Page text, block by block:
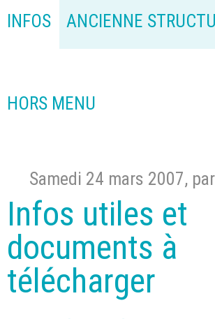
INFOS ANCIENNE
HORS MENU
Samedi 24 mars 2007, par
Infos utiles et
documents à
télécharger